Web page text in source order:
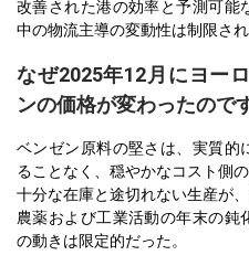
改善された港の効率と予測可能
中の物流主導の変動性は制限され
なぜ2025年12月にヨー
ンの価格が変わったので
ベンゼン原料の堅さは、実質的
ることなく、穏やかなコスト側
十分な在庫と途切れない生産が
農薬および工業活動の年末の鈍
の動きは限定的だった。